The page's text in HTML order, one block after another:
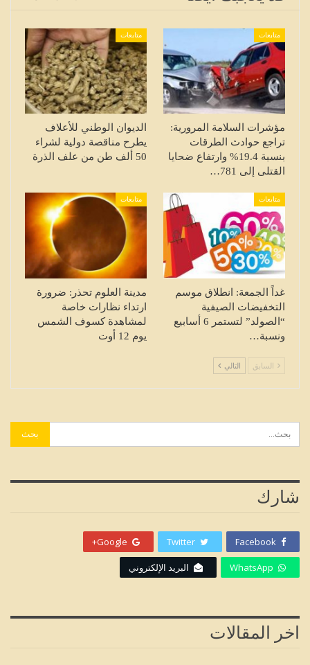
متابعات
مؤشرات السلامة المرورية:
تراجع حوادث الطرقات
بنسبة 19.4% وارتفاع ضحايا
القتلى إلى 781…
متابعات
الديوان الوطني للأعلاف
يطرح مناقصة دولية لشراء
50 ألف طن من علف الذرة
متابعات
غداً الجمعة: انطلاق موسم
التخفيضات الصيفية
“الصولد” لتستمر 6 أسابيع
ونسبة…
متابعات
مدينة العلوم تحذر: ضرورة
ارتداء نظارات خاصة
لمشاهدة كسوف الشمس
يوم 12 أوت
السابق التالي
شارك
Facebook
Twitter
Google+
WhatsApp البريد الإلكتروني
اخر المقالات